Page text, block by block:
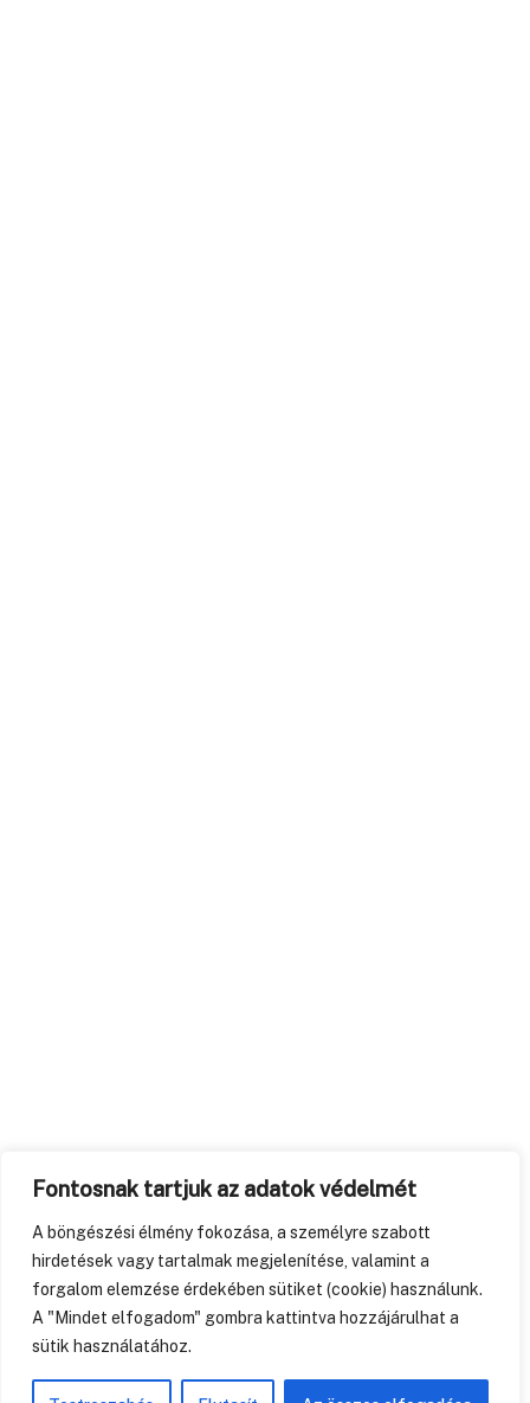
Fontosnak tartjuk az adatok védelmét
A böngészési élmény fokozása, a személyre szabott
hirdetések vagy tartalmak megjelenítése, valamint a
forgalom elemzése érdekében sütiket (cookie) használunk.
A "Mindet elfogadom" gombra kattintva hozzájárulhat a
sütik használatához.